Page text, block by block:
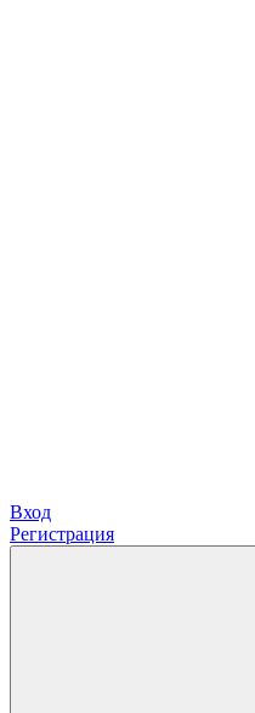
Вход
Регистрация